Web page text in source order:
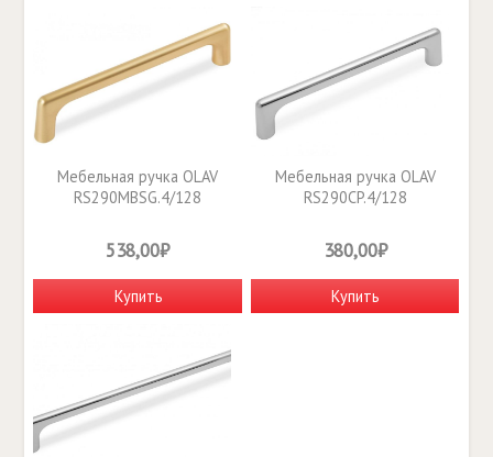
Мебельная ручка OLAV
RS290MBSG.4/128
538,00₽
Купить
Мебельная ручка OLAV
RS290CP.4/128
380,00₽
Купить